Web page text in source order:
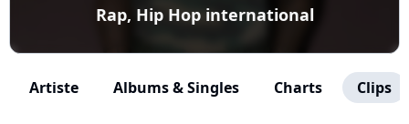
Rap, Hip Hop international
Artiste Albums & Singles Charts Clips